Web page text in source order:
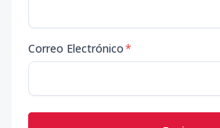
Correo Electrónico*